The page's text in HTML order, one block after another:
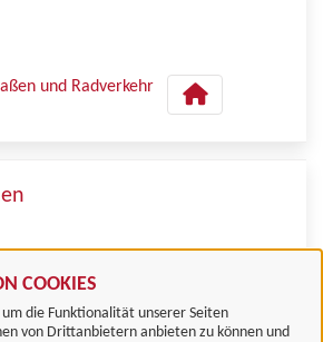
COOKIES
die Funktionalität unserer Seiten
von Drittanbietern anbieten zu können und
und Radverkehr